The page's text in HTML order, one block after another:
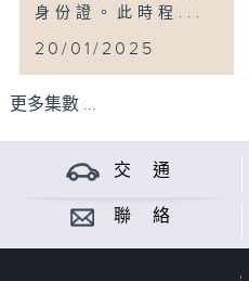
身份證。此時程...
20/01/2025
更多集數 ...
交 通
聯 絡